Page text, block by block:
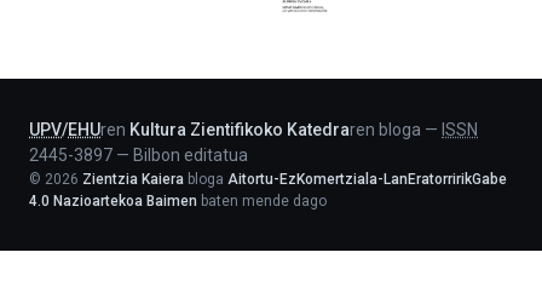
Jaurlaritza
UPV/EHUren Kultura Zientifikoko Katedraren bloga — ISSN
2445-3897 — Bilbon editatua
© 2026 Zientzia Kaiera bloga Aitortu-EzKomertziala-LanEratorririkGabe
4.0 Nazioartekoa Baimen baten mende dago